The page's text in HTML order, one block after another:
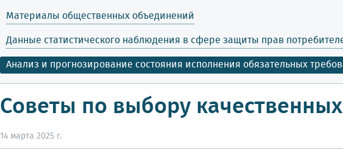
Материалы общественных объединений
Данные статистического наблюдения в сфере защиты прав
Анализ и прогнозирование состояния исполнения обязательных
Советы по выбору
14 марта 2025 г.